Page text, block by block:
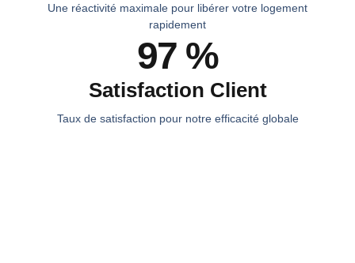
Une réactivité maximale pour libérer votre logement
rapidement
97 %
Satisfaction Client
Taux de satisfaction pour notre efficacité globale